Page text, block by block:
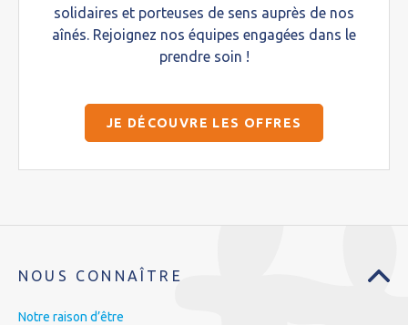
solidaires et porteuses de sens auprès de nos
aînés. Rejoignez nos équipes engagées dans le
prendre soin !
JE DÉCOUVRE LES OFFRES
NOUS CONNAÎTRE
Notre raison d’être